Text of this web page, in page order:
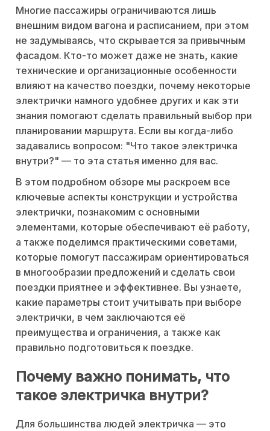
Многие пассажиры ограничиваются лишь
внешним видом вагона и расписанием, при этом
не задумываясь, что скрывается за привычным
фасадом. Кто-то может даже не знать, какие
технические и организационные особенности
влияют на качество поездки, почему некоторые
электрички намного удобнее других и как эти
знания помогают сделать правильный выбор при
планировании маршрута. Если вы когда-либо
задавались вопросом: "Что такое электричка
внутри?" — то эта статья именно для вас.
В этом подробном обзоре мы раскроем все
ключевые аспекты конструкции и устройства
электрички, познакомим с основными
элементами, которые обеспечивают её работу,
а также поделимся практическими советами,
которые помогут пассажирам ориентироваться
в многообразии предложений и сделать свои
поездки приятнее и эффективнее. Вы узнаете,
какие параметры стоит учитывать при выборе
электрички, в чем заключаются её
преимущества и ограничения, а также как
правильно подготовиться к поездке.
Почему важно понимать, что
такое электричка внутри?
Для большинства людей электричка — это